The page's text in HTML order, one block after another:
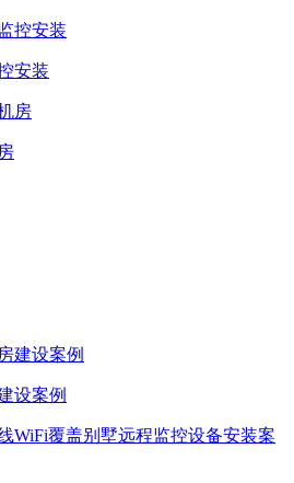
安装
设案例